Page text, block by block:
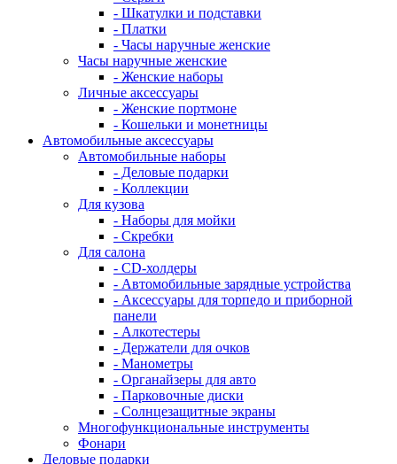
- Шкатулки и подставки
- Платки
- Часы наручные женские
Часы наручные женские
- Женские наборы
Личные аксессуары
- Женские портмоне
- Кошельки и монетницы
Автомобильные аксессуары
Автомобильные наборы
- Деловые подарки
- Коллекции
Для кузова
- Наборы для мойки
- Скребки
Для салона
- CD-холдеры
- Автомобильные зарядные устройства
- Аксессуары для торпедо и приборной
панели
- Алкотестеры
- Держатели для очков
- Манометры
- Органайзеры для авто
- Парковочные диски
- Солнцезащитные экраны
Многофункциональные инструменты
Фонари
Деловые подарки